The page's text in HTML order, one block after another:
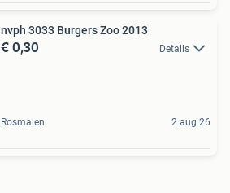
nvph 3033 Burgers Zoo 2013
€ 0,30 Details
Rosmalen 2 aug 26